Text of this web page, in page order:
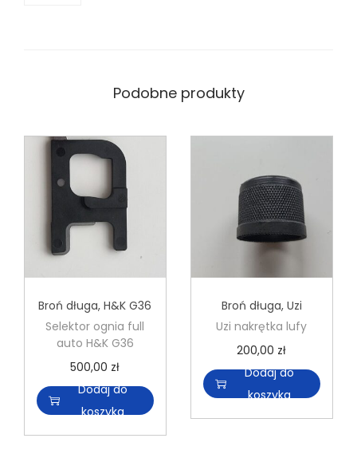
Podobne produkty
Broń długa,H&K G36
Selektor ognia full
auto H&K G36
500,00 zł
Dodaj do
koszyka
Broń długa, Uzi
Uzi nakrętka lufy
200,00 zł
Dodaj do
koszyka